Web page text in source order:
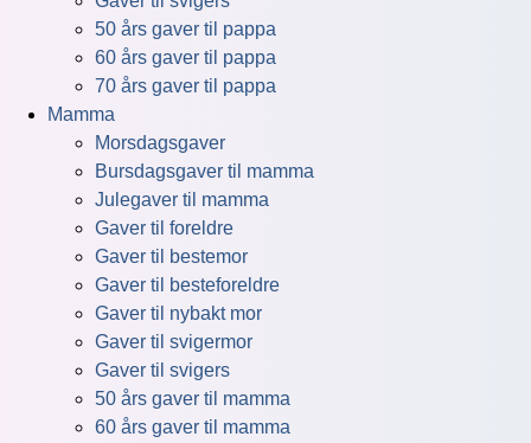
50 års gaver til pappa
60 års gaver til pappa
70 års gaver til pappa
Mamma
Morsdagsgaver
Bursdagsgaver til mamma
Julegaver til mamma
Gaver til foreldre
Gaver til bestemor
Gaver til besteforeldre
Gaver til nybakt mor
Gaver til svigermor
Gaver til svigers
50 års gaver til mamma
60 års gaver til mamma